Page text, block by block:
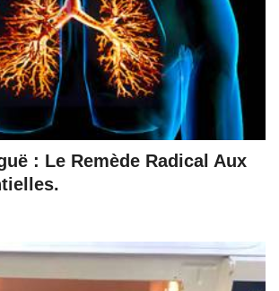
: Le Remède Radical Aux